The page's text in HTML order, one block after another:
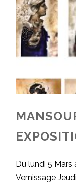
Du lundi 5 Mars
Vernissage